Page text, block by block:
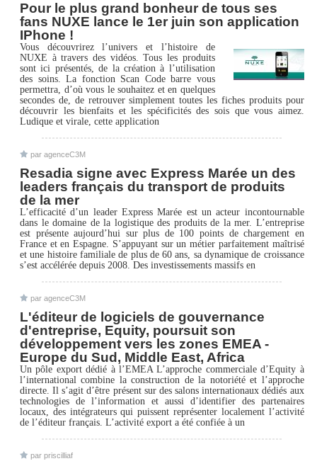
Pour le plus grand bonheur de tous ses
fans NUXE lance le 1er juin son application
IPhone !
Vous découvrirez l’univers et l’histoire de
NUXE à travers des vidéos. Tous les produits
sont ici présentés, de la création à l’utilisation
des soins. La fonction Scan Code barre vous
permettra, d’où vous le souhaitez et en quelques
secondes de, de retrouver simplement toutes les fiches produits pour
découvrir les bienfaits et les spécificités des sois que vous aimez.
Ludique et virale, cette application
par agenceC3M
Resadia signe avec Express Marée un des
leaders français du transport de produits
de la mer
L’efficacité d’un leader Express Marée est un acteur incontournable
dans le domaine de la logistique des produits de la mer. L’entreprise
est présente aujourd’hui sur plus de 100 points de chargement en
France et en Espagne. S’appuyant sur un métier parfaitement maîtrisé
et une histoire familiale de plus de 60 ans, sa dynamique de croissance
s’est accélérée depuis 2008. Des investissements massifs en
par agenceC3M
L'éditeur de logiciels de gouvernance
d'entreprise, Equity, poursuit son
développement vers les zones EMEA -
Europe du Sud, Middle East, Africa
Un pôle export dédié à l’EMEA L’approche commerciale d’Equity à
l’international combine la construction de la notoriété et l’approche
directe. Il s’agit d’être présent sur des salons internationaux dédiés aux
technologies de l’information et aussi d’identifier des partenaires
locaux, des intégrateurs qui puissent représenter localement l’activité
de l’éditeur français. L’activité export a été confiée à un
par priscilliaf